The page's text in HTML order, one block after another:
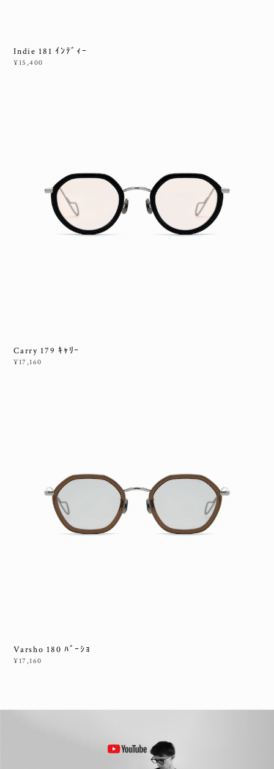
Indie 181 ｲﾝﾃﾞｨｰ
¥15,400
Carry 179 ｷｬﾘｰ
¥17,160
Varsho 180 ﾊﾞｰｼｮ
¥17,160